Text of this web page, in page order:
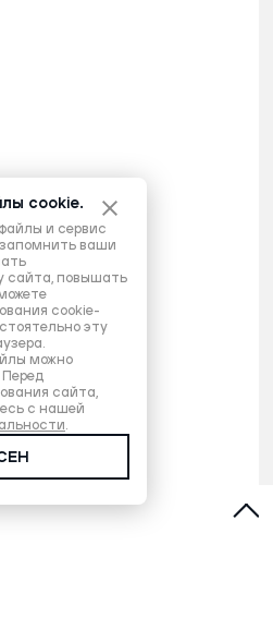
cookie.
и сервис
ваши
сайта, повышать
cookie-
эту
можно
Перед
сайта,
с нашей
.